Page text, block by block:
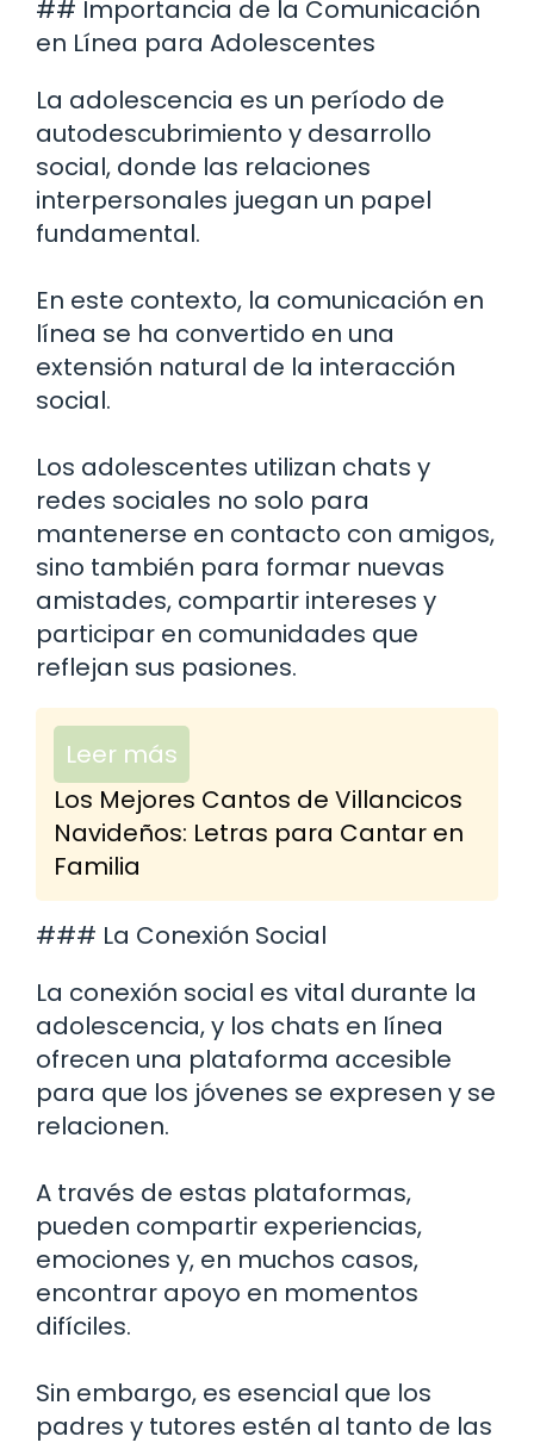
## Importancia de la Comunicación
en Línea para Adolescentes
La adolescencia es un período de
autodescubrimiento y desarrollo
social, donde las relaciones
interpersonales juegan un papel
fundamental.
En este contexto, la comunicación en
línea se ha convertido en una
extensión natural de la interacción
social.
Los adolescentes utilizan chats y
redes sociales no solo para
mantenerse en contacto con amigos,
sino también para formar nuevas
amistades, compartir intereses y
participar en comunidades que
reflejan sus pasiones.
Leer más
Los Mejores Cantos de Villancicos
Navideños: Letras para Cantar en
Familia
### La Conexión Social
La conexión social es vital durante la
adolescencia, y los chats en línea
ofrecen una plataforma accesible
para que los jóvenes se expresen y se
relacionen.
A través de estas plataformas,
pueden compartir experiencias,
emociones y, en muchos casos,
encontrar apoyo en momentos
difíciles.
Sin embargo, es esencial que los
padres y tutores estén al tanto de las